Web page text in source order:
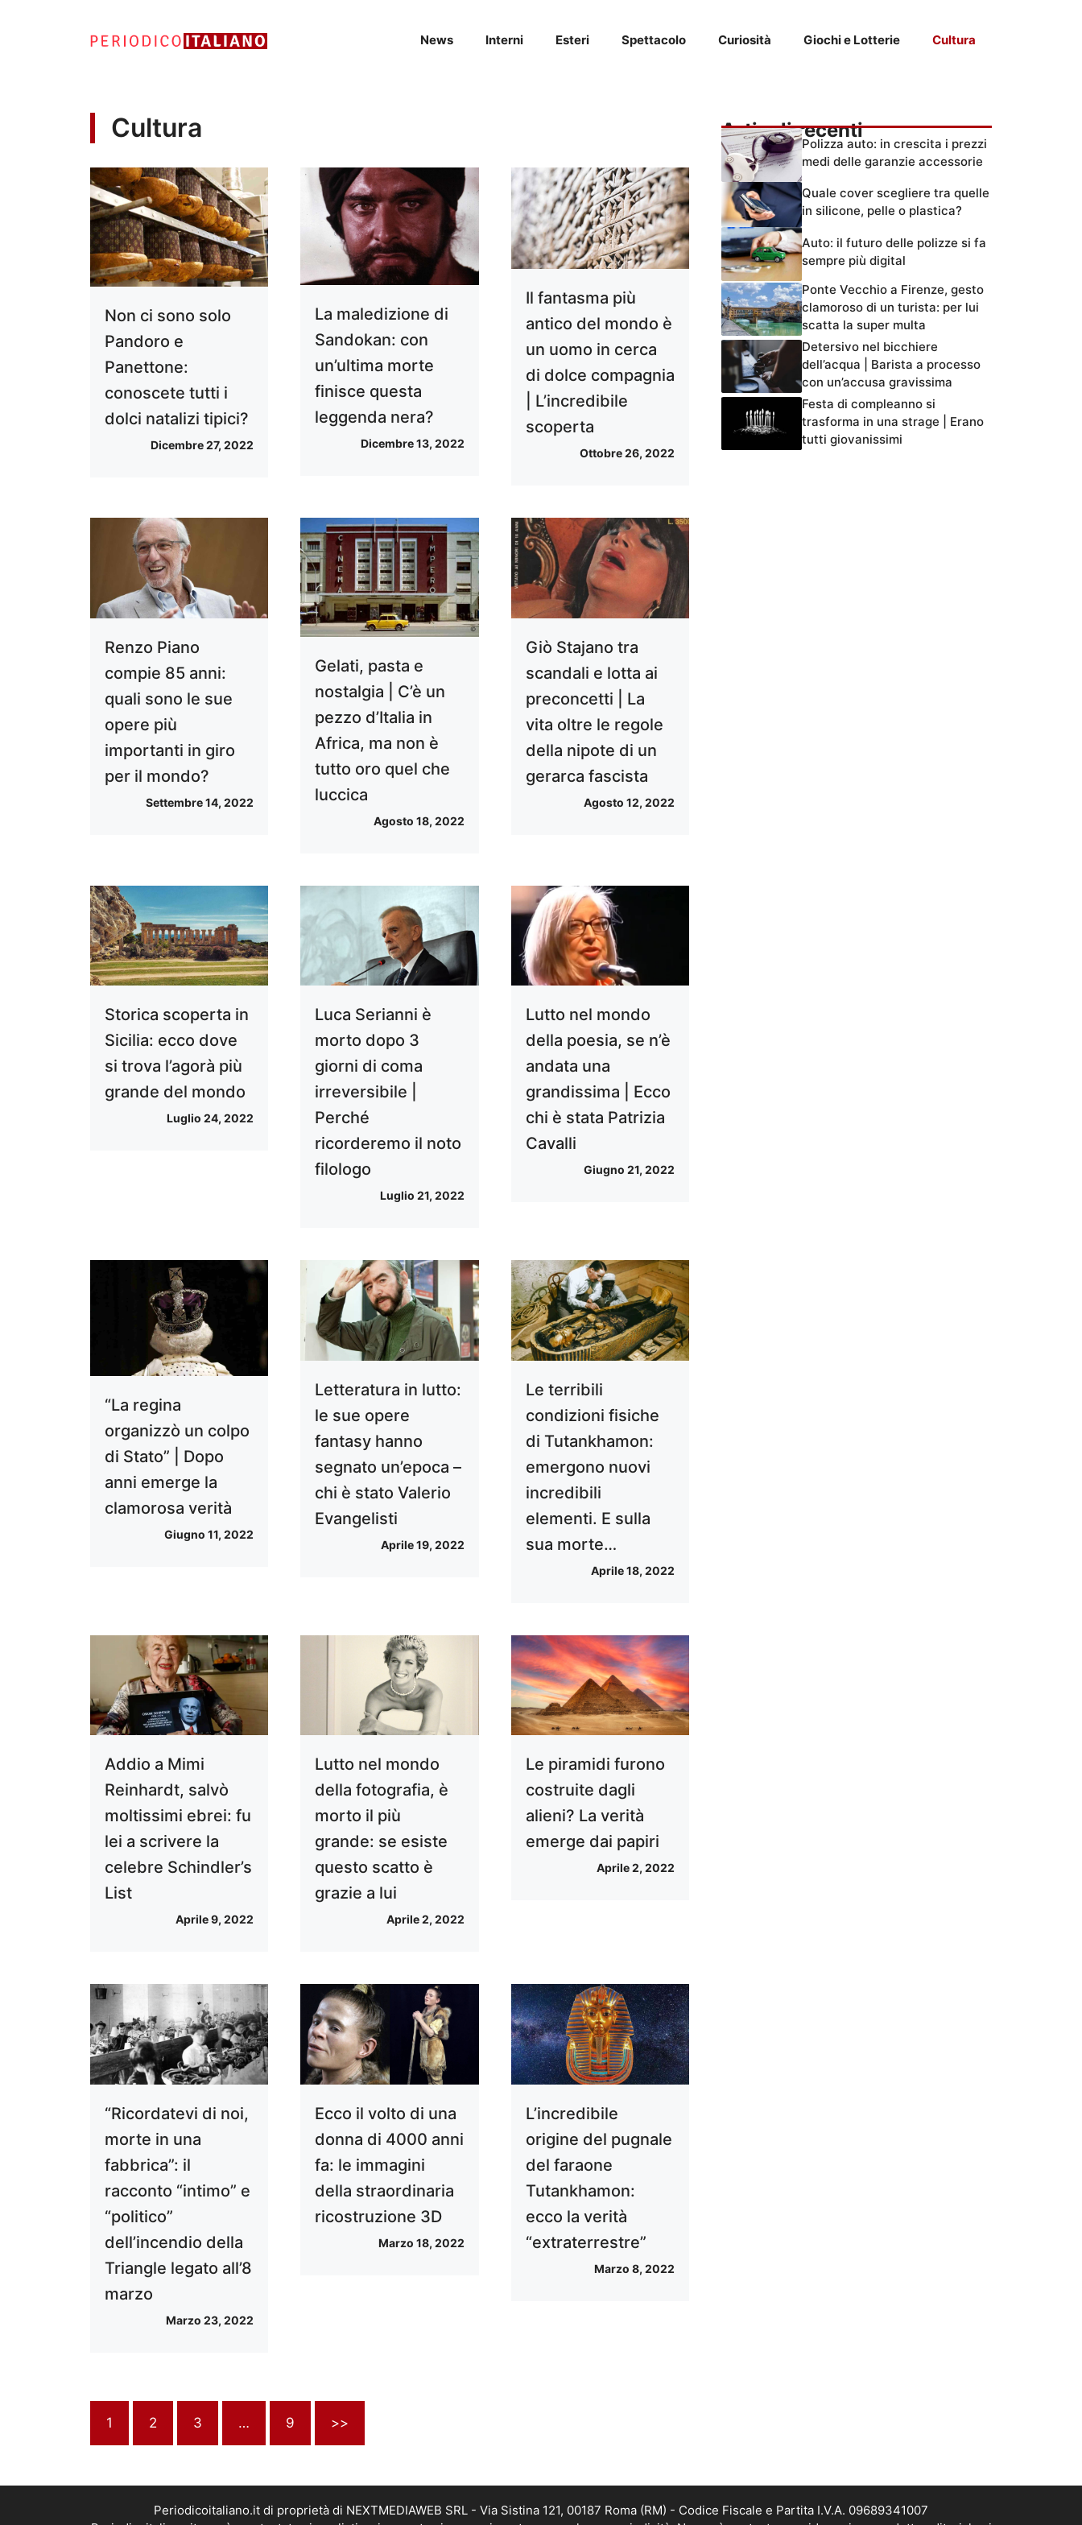
News Interni Esteri Spettacolo Curiosità Giochi e Lotterie Cultura
Cultura
Non ci sono solo
Pandoro e
Panettone:
conoscete tutti i
dolci natalizi tipici?
Dicembre 27, 2022
La maledizione di
Sandokan: con
un’ultima morte
finisce questa
leggenda nera?
Dicembre 13, 2022
Il fantasma più
antico del mondo è
un uomo in cerca
di dolce compagnia
| L’incredibile
scoperta
Ottobre 26, 2022
Renzo Piano
compie 85 anni:
quali sono le sue
opere più
importanti in giro
per il mondo?
Settembre 14, 2022
Gelati, pasta e
nostalgia | C’è un
pezzo d’Italia in
Africa, ma non è
tutto oro quel che
luccica
Agosto 18, 2022
Giò Stajano tra
scandali e lotta ai
preconcetti | La
vita oltre le regole
della nipote di un
gerarca fascista
Agosto 12, 2022
Storica scoperta in
Sicilia: ecco dove
si trova l’agorà più
grande del mondo
Luglio 24, 2022
Luca Serianni è
morto dopo 3
giorni di coma
irreversibile |
Perché
ricorderemo il noto
filologo
Luglio 21, 2022
Lutto nel mondo
della poesia, se n’è
andata una
grandissima | Ecco
chi è stata Patrizia
Cavalli
Giugno 21, 2022
“La regina
organizzò un colpo
di Stato” | Dopo
anni emerge la
clamorosa verità
Giugno 11, 2022
Letteratura in lutto:
le sue opere
fantasy hanno
segnato un’epoca –
chi è stato Valerio
Evangelisti
Aprile 19, 2022
Le terribili
condizioni fisiche
di Tutankhamon:
emergono nuovi
incredibili
elementi. E sulla
sua morte…
Aprile 18, 2022
Addio a Mimi
Reinhardt, salvò
moltissimi ebrei: fu
lei a scrivere la
celebre Schindler’s
List
Aprile 9, 2022
Lutto nel mondo
della fotografia, è
morto il più
grande: se esiste
questo scatto è
grazie a lui
Aprile 2, 2022
Le piramidi furono
costruite dagli
alieni? La verità
emerge dai papiri
Aprile 2, 2022
“Ricordatevi di noi,
morte in una
fabbrica”: il
racconto “intimo” e
“politico”
dell’incendio della
Triangle legato all’8
marzo
Marzo 23, 2022
Ecco il volto di una
donna di 4000 anni
fa: le immagini
della straordinaria
ricostruzione 3D
Marzo 18, 2022
L’incredibile
origine del pugnale
del faraone
Tutankhamon:
ecco la verità
“extraterrestre”
Marzo 8, 2022
1 2 3 … 9 >>
Articoli recenti
Polizza auto: in crescita i prezzi
medi delle garanzie accessorie
Quale cover scegliere tra quelle
in silicone, pelle o plastica?
Auto: il futuro delle polizze si fa
sempre più digital
Ponte Vecchio a Firenze, gesto
clamoroso di un turista: per lui
scatta la super multa
Detersivo nel bicchiere
dell’acqua | Barista a processo
con un’accusa gravissima
Festa di compleanno si
trasforma in una strage | Erano
tutti giovanissimi
Periodicoitaliano.it di proprietà di NEXTMEDIAWEB SRL - Via Sistina 121, 00187 Roma (RM) - Codice Fiscale e Partita I.V.A. 09689341007